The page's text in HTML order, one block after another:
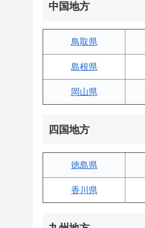
中国地方
鳥取県
島根県
岡山県
四国地方
徳島県
香川県